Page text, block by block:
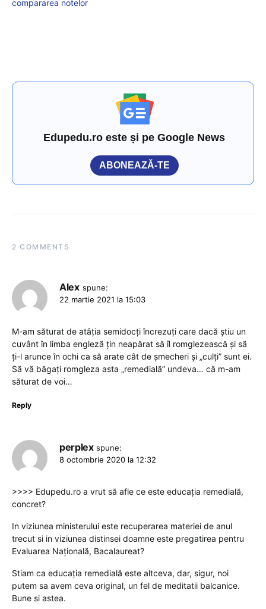
compararea notelor
Edupedu.ro este și pe Google News
ABONEAZĂ-TE
2 COMMENTS
Alex spune:
22 martie 2021 la 15:03
M-am săturat de atâția semidocți încrezuți care dacă știu un
cuvânt în limba engleză țin neapărat să îl romglezească şi să
ţi-l arunce în ochi ca să arate cât de șmecheri și „culți” sunt ei.
Să vă băgați romgleza asta „remedială” undeva… că m-am
săturat de voi…
Reply
perplex spune:
8 octombrie 2020 la 12:32
>>>> Edupedu.ro a vrut să afle ce este educația remedială,
concret?
In viziunea ministerului este recuperarea materiei de anul
trecut si in viziunea distinsei doamne este pregatirea pentru
Evaluarea Națională, Bacalaureat?
Stiam ca educația remedială este altceva, dar, sigur, noi
putem sa avem ceva original, un fel de meditatii balcanice.
Bune si astea.